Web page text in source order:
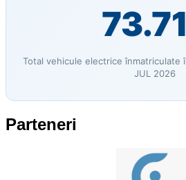
Total vehicule electrice înmatriculate
JUL 2026
Parteneri